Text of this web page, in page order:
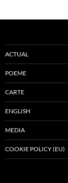
ACTUAL
POEME
CARTE
ENGLISH
MEDIA
COOKIE POLICY (EU)